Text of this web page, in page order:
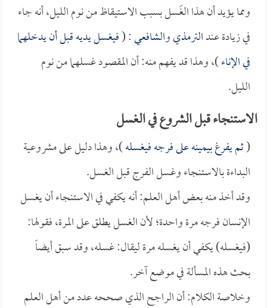
ومما يؤيد أن هذا الغَسل بسبب الاستيقاظ من نوم الليل، أنه جاء
في زيادة عندالترمذيوالشافعي: (فيغسل يديه قبل أن يدخلهما
في الإناء)، وهذا قد يفهم منه: أن المقصود غسلهما من نوم
الليل.
الاستنجاء قبل الشروع في الغسل
(ثم يفرغ بيمينه على فرجه فيغسله)، وهذا دليل على مشروعية
البداءة بالاستنجاء وغسل الفرج قبل الغسل.
وقد أخذ منه بعض أهل العلم: أنه يكفي في الاستنجاء أن يغسل
الإنسان فرجه مرة واحدة؛ لأن الغسل يطلق على المرة، فقولها:
(فيغسله) يكفي أن يغسله مرة ليقال: غسله، وقد سبق أيضاً
بحث هذه المسألة في موضع آخر.
وخلاصة الكلام: أن الراجح الذي صححه عدد من أهل العلم